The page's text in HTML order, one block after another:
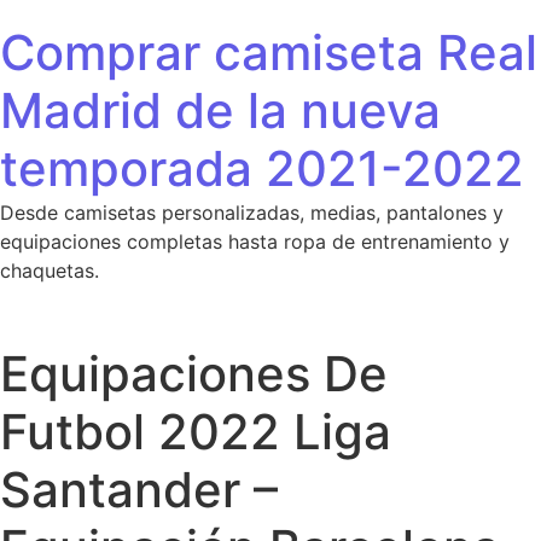
Comprar camiseta Real
Madrid de la nueva
temporada 2021-2022
Desde camisetas personalizadas, medias, pantalones y
equipaciones completas hasta ropa de entrenamiento y
chaquetas.
Equipaciones De
Futbol 2022 Liga
Santander –